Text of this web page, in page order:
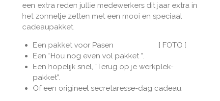
een extra reden jullie medewerkers dit jaar extra in
het zonnetje zetten met een mooi en speciaal
cadeaupakket.
Een pakket voor Pasen
[ FOTO ]
Een “Hou nog even vol pakket “.
Een hopelijk snel, “Terug op je werkplek-
pakket”.
Of een origineel secretaresse-dag cadeau.